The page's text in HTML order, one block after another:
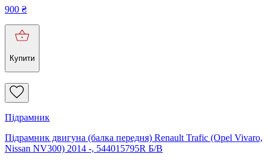
900 ₴
Купити
Підрамник
Підрамник двигуна (балка передня) Renault Trafic (Opel Vivaro,
Nissan NV300) 2014 -, 544015795R Б/В